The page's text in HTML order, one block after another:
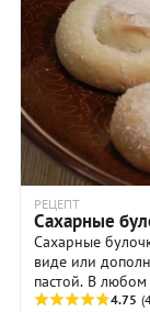
РЕЦЕПТ
Сахарные
Сахарные
виде или
пастой. В любом
Готовятся 4.75